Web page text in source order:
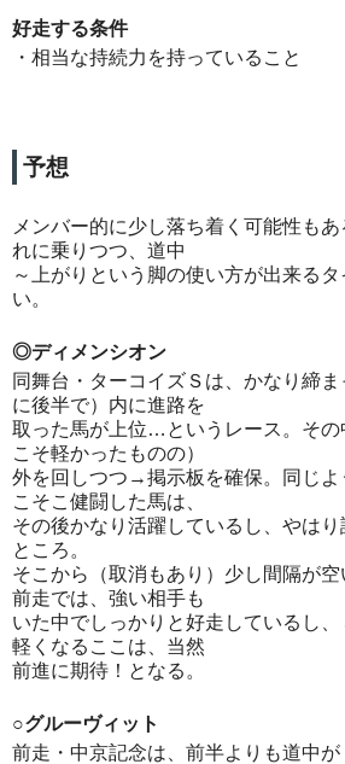
好走する条件
・相当な持続力を持っていること
予想
メンバー的に少し落ち着く可能性も
れに乗りつつ、道中
～上がりという脚の使い方が出来る
い。
◎ディメンシオン
同舞台・ターコイズＳは、かなり締
に後半で）内に進路を
取った馬が上位…というレース。その
こそ軽かったものの）
外を回しつつ→掲示板を確保。同じよ
こそこ健闘した馬は、
その後かなり活躍しているし、やは
ところ。
そこから（取消もあり）少し間隔が
前走では、強い相手も
いた中でしっかりと好走しているし
軽くなるここは、当然
前進に期待！となる。
○グルーヴィット
前走・中京記念は、前半よりも道中